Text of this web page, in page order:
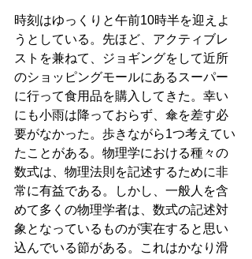
時刻はゆっくりと午前10時半を迎えよ
うとしている。先ほど、アクティブレ
ストを兼ねて、ジョギングをして近所
のショッピングモールにあるスーパー
に行って食用品を購入してきた。幸い
にも小雨は降っておらず、傘を差す必
要がなかった。歩きながら1つ考えてい
たことがある。物理学における種々の
数式は、物理法則を記述するために非
常に有益である。しかし、一般人を含
めて多くの物理学者は、数式の記述対
象となっているものが実在すると思い
込んでいる節がある。これはかなり滑